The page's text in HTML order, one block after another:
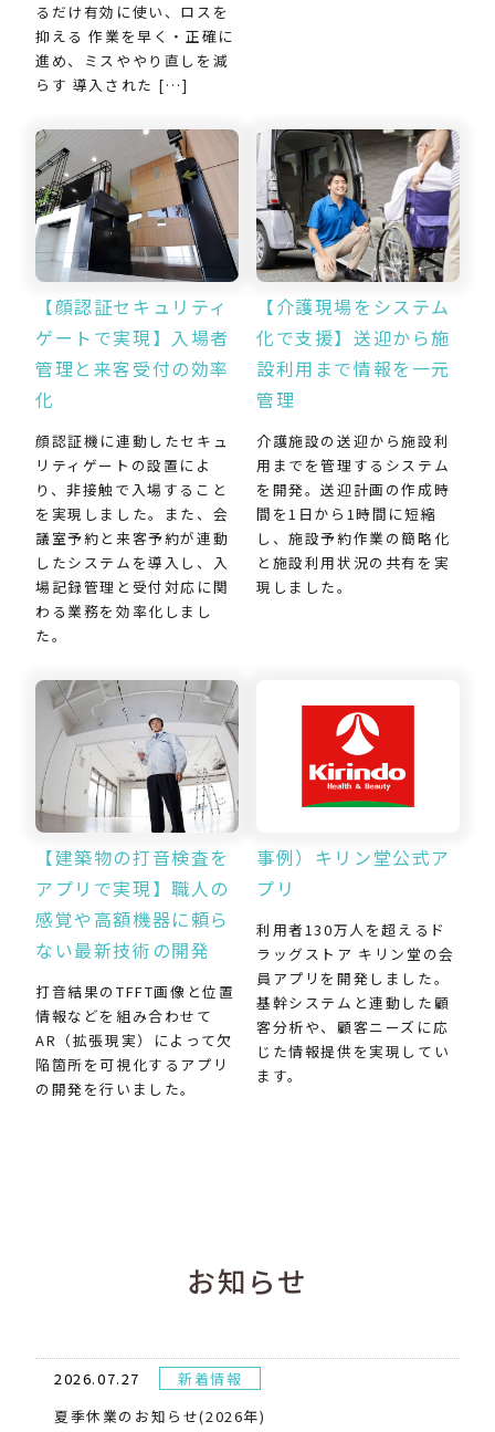
るだけ有効に使い、ロスを
抑える 作業を早く・正確に
進め、ミスややり直しを減
らす 導入された […]
【顔認証セキュリティ
ゲートで実現】入場者
管理と来客受付の効率
化
顔認証機に連動したセキュ
リティゲートの設置によ
り、非接触で入場すること
を実現しました。また、会
議室予約と来客予約が連動
したシステムを導入し、入
場記録管理と受付対応に関
わる業務を効率化しまし
た。
【介護現場をシステム
化で支援】送迎から施
設利用まで情報を一元
管理
介護施設の送迎から施設利
用までを管理するシステム
を開発。送迎計画の作成時
間を1日から1時間に短縮
し、施設予約作業の簡略化
と施設利用状況の共有を実
現しました。
【建築物の打音検査を
アプリで実現】職人の
感覚や高額機器に頼ら
ない最新技術の開発
打音結果のTFFT画像と位置
情報などを組み合わせて
AR（拡張現実）によって欠
陥箇所を可視化するアプリ
の開発を行いました。
事例）キリン堂公式ア
プリ
利用者130万人を超えるド
ラッグストア キリン堂の会
員アプリを開発しました。
基幹システムと連動した顧
客分析や、顧客ニーズに応
じた情報提供を実現してい
ます。
お知らせ
2026.07.27
新着情報
夏季休業のお知らせ(2026年)